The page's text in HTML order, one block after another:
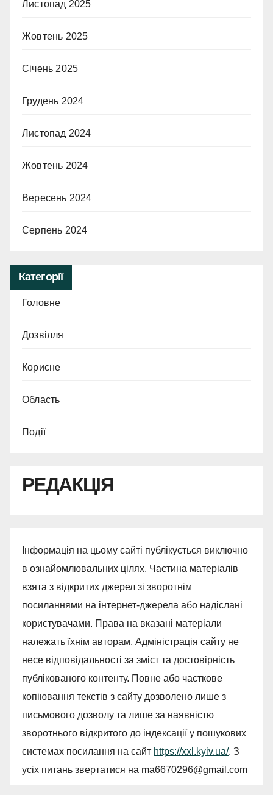
Листопад 2025
Жовтень 2025
Січень 2025
Грудень 2024
Листопад 2024
Жовтень 2024
Вересень 2024
Серпень 2024
Категорії
Головне
Дозвілля
Корисне
Область
Події
РЕДАКЦІЯ
Інформація на цьому сайті публікується виключно
в ознайомлювальних цілях. Частина матеріалів
взята з відкритих джерел зі зворотнім
посиланнями на інтернет-джерела або надіслані
користувачами. Права на вказані матеріали
належать їхнім авторам. Адміністрація сайту не
несе відповідальності за зміст та достовірність
публікованого контенту. Повне або часткове
копіювання текстів з сайту дозволено лише з
письмового дозволу та лише за наявністю
зворотнього відкритого до індексації у пошукових
системах посилання на сайт https://xxl.kyiv.ua/. З
усіх питань звертатися на ma6670296@gmail.com